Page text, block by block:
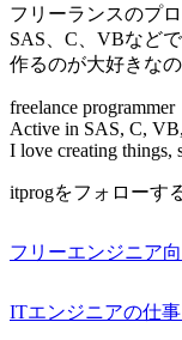
フリーランスのプ
SAS、C、VBなど
作るのが大好きな
freelance programmer
Active in SAS, C,
I love creating things,
itprogをフォローす
フリーエンジニア
ITエンジニアの仕